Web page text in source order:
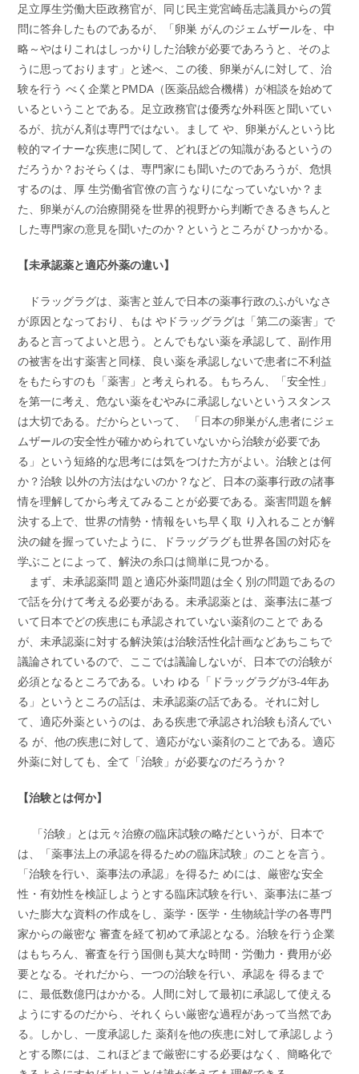
足立厚生労働大臣政務官が、同じ民主党宮崎岳志議員からの質
問に答弁したものであるが、「卵巣 がんのジェムザールを、中
略～やはりこれはしっかりした治験が必要であろうと、そのよ
うに思っております」と述べ、この後、卵巣がんに対して、治
験を行う べく企業とPMDA（医薬品総合機構）が相談を始めて
いるということである。足立政務官は優秀な外科医と聞いてい
るが、抗がん剤は専門ではない。まして や、卵巣がんという比
較的マイナーな疾患に関して、どれほどの知識があるというの
だろうか？おそらくは、専門家にも聞いたのであろうが、危惧
するのは、厚 生労働省官僚の言うなりになっていないか？ま
た、卵巣がんの治療開発を世界的視野から判断できるきちんと
した専門家の意見を聞いたのか？というところが ひっかかる。
【未承認薬と適応外薬の違い】
ドラッグラグは、薬害と並んで日本の薬事行政のふがいなさ
が原因となっており、もは やドラッグラグは「第二の薬害」で
あると言ってよいと思う。とんでもない薬を承認して、副作用
の被害を出す薬害と同様、良い薬を承認しないで患者に不利益
をもたらすのも「薬害」と考えられる。もちろん、「安全性」
を第一に考え、危ない薬をむやみに承認しないというスタンス
は大切である。だからといって、 「日本の卵巣がん患者にジェ
ムザールの安全性が確かめられていないから治験が必要であ
る」という短絡的な思考には気をつけた方がよい。治験とは何
か？治験 以外の方法はないのか？など、日本の薬事行政の諸事
情を理解してから考えてみることが必要である。薬害問題を解
決する上で、世界の情勢・情報をいち早く取 り入れることが解
決の鍵を握っていたように、ドラッグラグも世界各国の対応を
学ぶことによって、解決の糸口は簡単に見つかる。
まず、未承認薬問 題と適応外薬問題は全く別の問題であるの
で話を分けて考える必要がある。未承認薬とは、薬事法に基づ
いて日本でどの疾患にも承認されていない薬剤のことで ある
が、未承認薬に対する解決策は治験活性化計画などあちこちで
議論されているので、ここでは議論しないが、日本での治験が
必須となるところである。いわ ゆる「ドラッグラグが3-4年あ
る」というところの話は、未承認薬の話である。それに対し
て、適応外薬というのは、ある疾患で承認され治験も済んでい
る が、他の疾患に対して、適応がない薬剤のことである。適応
外薬に対しても、全て「治験」が必要なのだろうか？
【治験とは何か】
「治験」とは元々治療の臨床試験の略だというが、日本で
は、「薬事法上の承認を得るための臨床試験」のことを言う。
「治験を行い、薬事法の承認」を得るた めには、厳密な安全
性・有効性を検証しようとする臨床試験を行い、薬事法に基づ
いた膨大な資料の作成をし、薬学・医学・生物統計学の各専門
家からの厳密な 審査を経て初めて承認となる。治験を行う企業
はもちろん、審査を行う国側も莫大な時間・労働力・費用が必
要となる。それだから、一つの治験を行い、承認を 得るまで
に、最低数億円はかかる。人間に対して最初に承認して使える
ようにするのだから、それくらい厳密な過程があって当然であ
る。しかし、一度承認した 薬剤を他の疾患に対して承認しよう
とする際には、これほどまで厳密にする必要はなく、簡略化で